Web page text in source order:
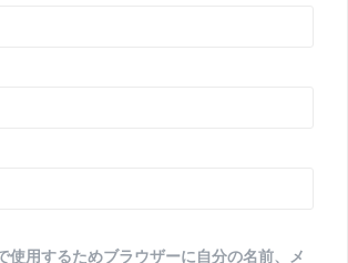
使用するためブラウザーに自分の名前、メ